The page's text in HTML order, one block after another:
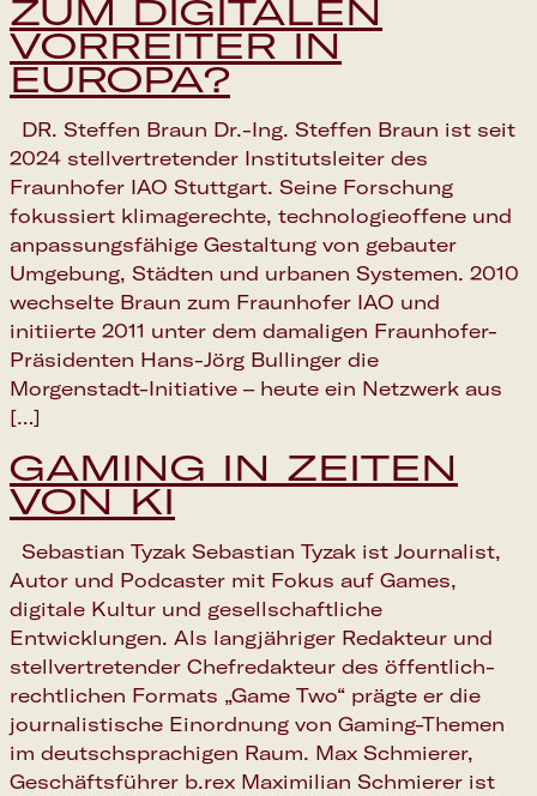
Google Calendar
Apple Calendar
Outlook Calendar
ZUM DIGITALEN
VORREITER IN
EUROPA?
DR. Steffen Braun Dr.-Ing. Steffen Braun ist seit
2024 stellvertretender Institutsleiter des
Fraunhofer IAO Stuttgart. Seine Forschung
fokussiert klimagerechte, technologieoffene und
anpassungsfähige Gestaltung von gebauter
Umgebung, Städten und urbanen Systemen. 2010
wechselte Braun zum Fraunhofer IAO und
initiierte 2011 unter dem damaligen Fraunhofer-
Präsidenten Hans-Jörg Bullinger die
Morgenstadt-Initiative – heute ein Netzwerk aus
[…]
GAMING IN ZEITEN
VON KI
Sebastian Tyzak Sebastian Tyzak ist Journalist,
Autor und Podcaster mit Fokus auf Games,
digitale Kultur und gesellschaftliche
Entwicklungen. Als langjähriger Redakteur und
stellvertretender Chefredakteur des öffentlich-
rechtlichen Formats „Game Two“ prägte er die
journalistische Einordnung von Gaming-Themen
im deutschsprachigen Raum. Max Schmierer,
Geschäftsführer b.rex Maximilian Schmierer ist